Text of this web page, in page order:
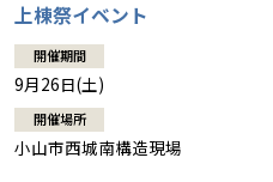
上棟祭イベント
開催期間
9月26日(土)
開催場所
小山市西城南構造現場